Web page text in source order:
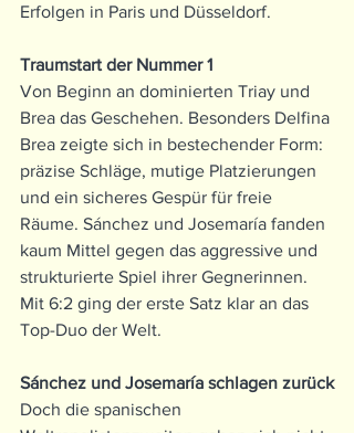
Erfolgen in Paris und Düsseldorf.
Traumstart der Nummer 1
Von Beginn an dominierten Triay und
Brea das Geschehen. Besonders Delfina
Brea zeigte sich in bestechender Form:
präzise Schläge, mutige Platzierungen
und ein sicheres Gespür für freie
Räume. Sánchez und Josemaría fanden
kaum Mittel gegen das aggressive und
strukturierte Spiel ihrer Gegnerinnen.
Mit 6:2 ging der erste Satz klar an das
Top-Duo der Welt.
Sánchez und Josemaría schlagen zurück
Doch die spanischen